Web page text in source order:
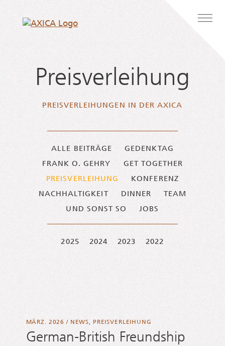
Hauptnavigation
Preisverleihung
PREIS­VER­LEI­HUN­GEN IN DER AXICA
ALLE BEITRÄGE
GEDENKTAG
FRANK O. GEHRY
GET TOGETHER
PREISVERLEIHUNG
KONFERENZ
NACHHALTIGKEIT
DINNER
TEAM
UND SONST SO
JOBS
2025 2024 2023 2022
MÄRZ. 2026 / NEWS, PREISVERLEIHUNG
German-British Freundship